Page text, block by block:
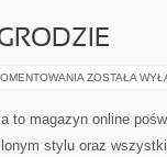
ROŚLINY
OGRODZIE
ZOSTAŁA
to magazyn online
stylu oraz